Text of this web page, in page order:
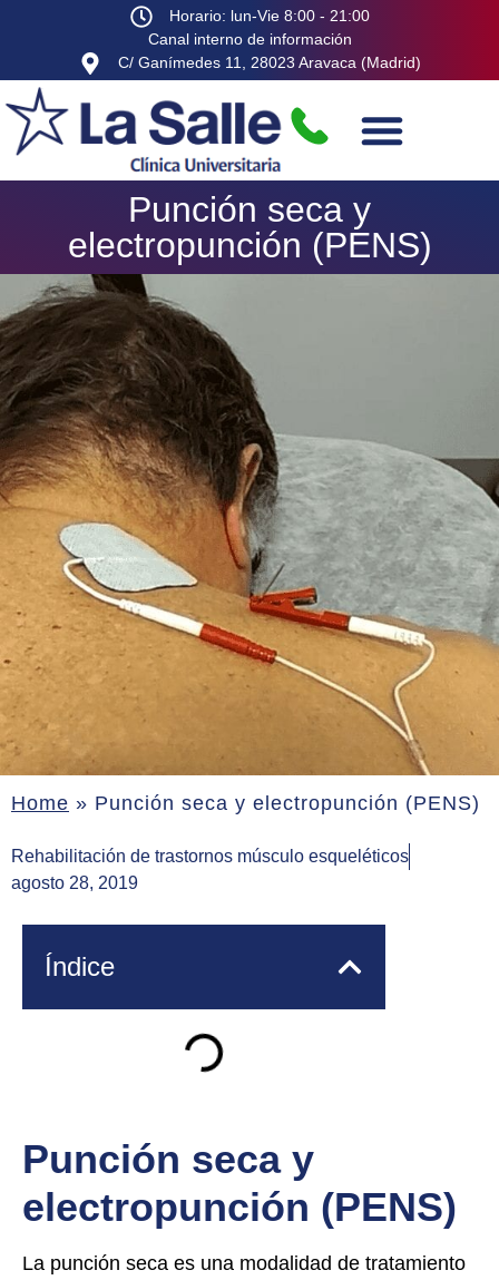
Horario: lun-Vie 8:00 - 21:00
Canal interno de información
C/ Ganímedes 11, 28023 Aravaca (Madrid)
Punción seca y
electropunción (PENS)
Home » Punción seca y electropunción (PENS)
Rehabilitación de trastornos músculo esqueléticos
agosto 28, 2019
Índice
Punción seca y
electropunción (PENS)
La punción seca es una modalidad de tratamiento